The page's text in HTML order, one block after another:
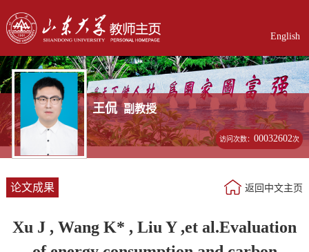
English
王侃 副教授
访问次数：00032602次
论文成果 返回中文主页
Xu J , Wang K* , Liu Y ,et al.Evaluation